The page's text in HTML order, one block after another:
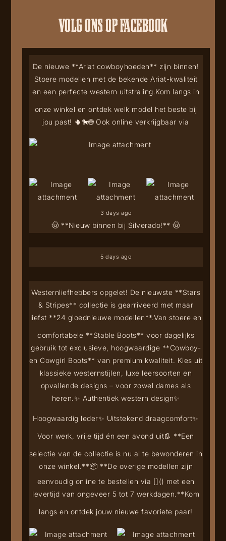
VOLG ONS OP FACEBOOK
🤠 **Nieuw binnen bij Silverado!** 🤠
De nieuwe **Ariat cowboyhoeden** zijn binnen!
Stoere modellen met de bekende Ariat-kwaliteit
en een perfecte western uitstraling.Kom langs in
onze winkel en ontdek welk model het beste bij
jou past! 🌵🐎🌐 Ook online verkrijgbaar via
3 days ago
5 days ago
Westernliefhebbers opgelet! De nieuwste **Stars
& Stripes** collectie is gearriveerd met maar
liefst **24 gloednieuwe modellen**.Van stoere en
comfortabele **Stable Boots** voor dagelijks
gebruik tot exclusieve, hoogwaardige **Cowboy-
en Cowgirl Boots** van premium kwaliteit. Kies uit
klassieke westernstijlen, luxe leersoorten en
opvallende designs – voor zowel dames als
heren.✨ Authentiek western design✨
Hoogwaardig leder✨ Uitstekend draagcomfort✨
Voor werk, vrije tijd én een avond uit👢 **Een
selectie van de collectie is nu al te bewonderen in
onze winkel.**📦 **De overige modellen zijn
eenvoudig online te bestellen via []() met een
levertijd van ongeveer 5 tot 7 werkdagen.**Kom
langs en ontdek jouw nieuwe favoriete paar!